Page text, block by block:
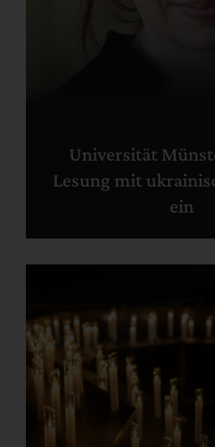
Universität
Lesung mit
ein